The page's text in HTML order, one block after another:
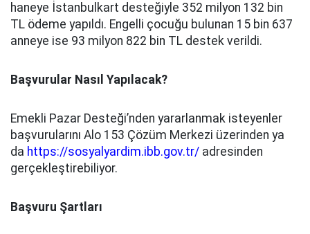
haneye İstanbulkart desteğiyle 352 milyon 132 bin
TL ödeme yapıldı. Engelli çocuğu bulunan 15 bin 637
anneye ise 93 milyon 822 bin TL destek verildi.
Başvurular Nasıl Yapılacak?
Emekli Pazar Desteği’nden yararlanmak isteyenler
başvurularını Alo 153 Çözüm Merkezi üzerinden ya
da https://sosyalyardim.ibb.gov.tr/ adresinden
gerçekleştirebiliyor.
Başvuru Şartları